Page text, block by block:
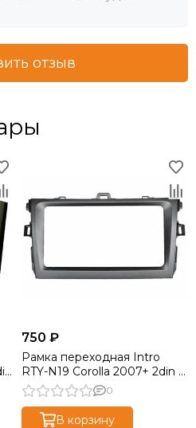
отзыв
750 ₽
Рамка переходная Intro
RTY-N19 Corolla 2007+ 2din (
08-003 )
0
В корзину